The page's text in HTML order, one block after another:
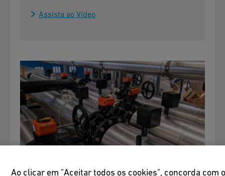
Assista ao Vídeo
Ao clicar em "Aceitar todos os cookies", concorda